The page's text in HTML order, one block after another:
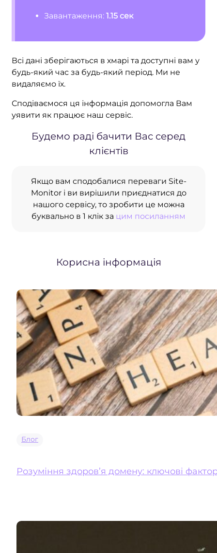
Завантаження: 1.15 сек
Всі дані зберігаються в хмарі та доступні вам у
будь-який час за будь-який період. Ми не
видаляємо їх.
Сподіваємося ця інформація допомогла Вам
уявити як працює наш сервіс.
Будемо раді бачити Вас серед
клієнтів
Якщо вам сподобалися переваги Site-
Monitor і ви вирішили приєднатися до
нашого сервісу, то зробити це можна
буквально в 1 клік за цим посиланням
Корисна інформація
Блог
Розуміння здоров’я домену: ключові